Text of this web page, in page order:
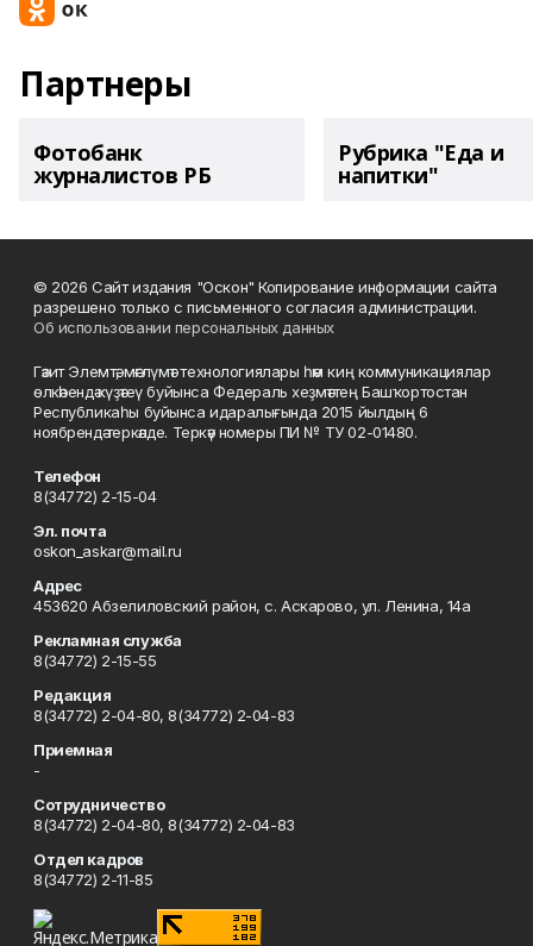
Партнеры
Фотобанк
журналистов РБ
Рубрика "Еда и
напитки"
© 2026 Сайт издания "Оскон" Копирование информации сайта
разрешено только с письменного согласия администрации.
Об использовании персональных данных
Гәзит Элемтә, мәғлүмәт технологиялары һәм киң коммуникациялар
өлкәһендә күҙәтеү буйынса Федераль хеҙмәттең Башҡортостан
Республикаһы буйынса идаралығында 2015 йылдың 6
ноябрендә теркәлде. Теркәү номеры ПИ № ТУ 02-01480.
Телефон
8(34772) 2-15-04
Эл. почта
oskon_askar@mail.ru
Адрес
453620 Абзелиловский район, с. Аскарово, ул. Ленина, 14а
Рекламная служба
8(34772) 2-15-55
Редакция
8(34772) 2-04-80, 8(34772) 2-04-83
Приемная
-
Сотрудничество
8(34772) 2-04-80, 8(34772) 2-04-83
Отдел кадров
8(34772) 2-11-85